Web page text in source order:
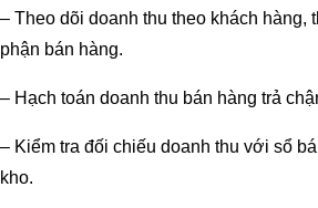
– Theo dõi doanh thu theo khách hàng,
phận bán hàng.
– Hạch toán doanh thu bán hàng trả
– Kiểm tra đối chiếu doanh thu với sổ
kho.